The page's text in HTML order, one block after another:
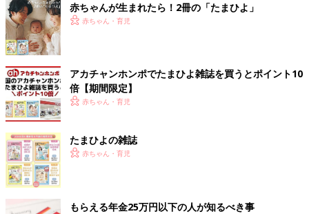
に、私は妊活について調べたり、本を読んだり、もう１人で先に
進み出していました（笑）
う」という意見が一致し、特別な検査などはあえてしませんでし
た。そうしたなかで妊娠がわかったときはもちろんとてもうれし
かったですが、妊娠・出産が自分ごととなることに、やはり不安
もありました。
常に「壁」が立ちはだかる！？ ハラハラ続きの妊
婦生活
赤ちゃんが生まれたら！2冊の「たまひよ」
赤ちゃん・育児
アカチャンホンポでたまひよ雑誌を買うとポイント10
倍【期間限定】
赤ちゃん・育児
たまひよの雑誌
赤ちゃん・育児
もらえる年金25万円以下の人が知るべき事